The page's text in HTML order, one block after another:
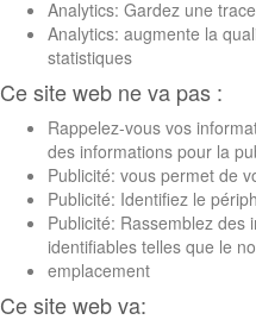
Analytics: Gardez une
Analytics: augmente la
statistiques
Ce site web ne va pas :
Rappelez-vous vos
des informations pour la
Publicité: vous permet de
Publicité: Identifiez le
Publicité: Rassemblez des
identifiables telles que le
emplacement
Ce site web va: